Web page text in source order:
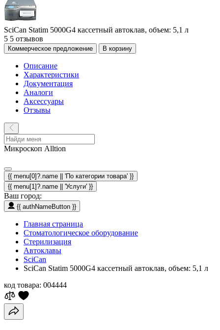
SciCan Statim 5000G4 кассетный автоклав, объем: 5,1 л
5 5 отзывов
Коммерческое предложение В корзину
Описание
Характеристики
Документация
Аналоги
Аксессуары
Отзывы
Микроскоп Alltion
{{ menu[0]?.name || 'По категории товара' }}
{{ menu[1]?.name || 'Услуги' }}
Ваш город:
{{ authNameButton }}
Главная страница
Стоматологическое оборудование
Стерилизация
Автоклавы
SciCan
SciCan Statim 5000G4 кассетный автоклав, объем: 5,1 л
код товара: 004444